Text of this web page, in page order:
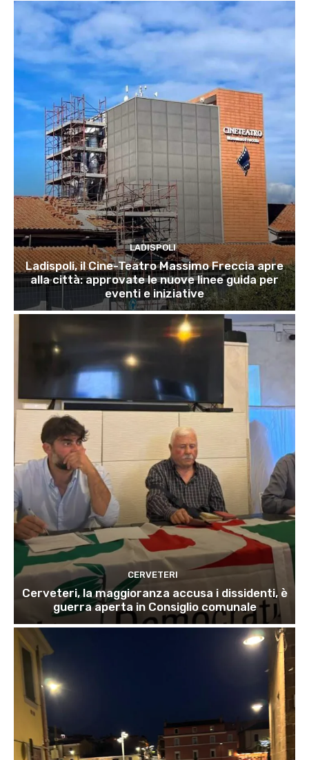
LADISPOLI
Ladispoli, il Cine-Teatro Massimo Freccia apre
alla città: approvate le nuove linee guida per
eventi e iniziative
CERVETERI
Cerveteri, la maggioranza accusa i dissidenti, è
guerra aperta in Consiglio comunale